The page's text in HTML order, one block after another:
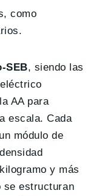
como
SEB, siendo las
AA para
escala. Cada
módulo de
y más
se estructuran